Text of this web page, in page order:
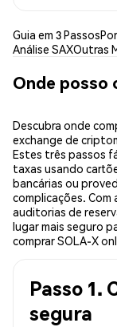
Guia em 3 Passos
Análise SAXOutras
Onde posso
Descubra onde
exchange de
Estes três passos
taxas usando
bancárias ou
complicações.
auditorias de
lugar mais seguro
comprar SOLA-X
Passo 1.
segura